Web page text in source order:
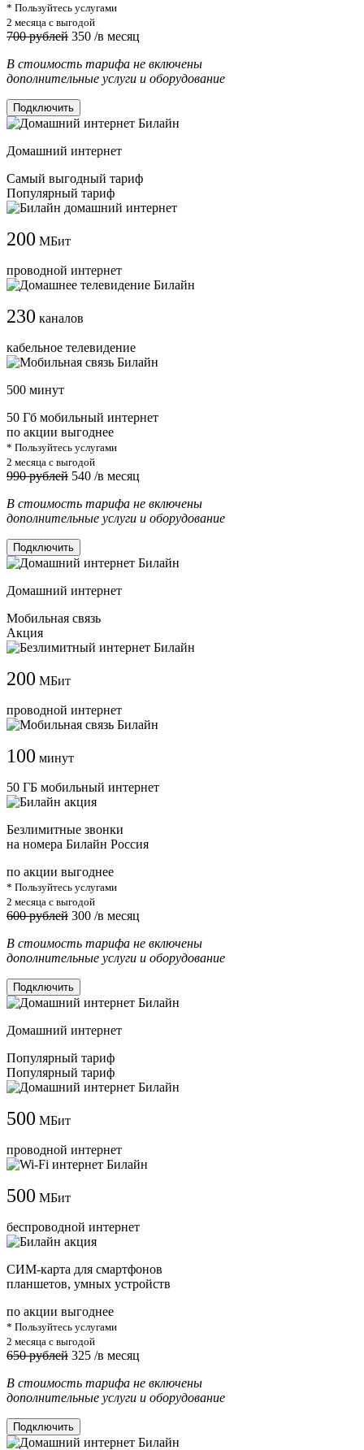
* Пользуйтесь услугами
2 месяца с выгодой
700 рублей 350 /в месяц
В стоимость тарифа не включены
дополнительные услуги и оборудование
Подключить
Домашний интернет
Самый выгодный тариф
Популярный тариф
200 МБит
проводной интернет
230 каналов
кабельное телевидение
500 минут
50 Гб мобильный интернет
по акции выгоднее
* Пользуйтесь услугами
2 месяца с выгодой
990 рублей 540 /в месяц
В стоимость тарифа не включены
дополнительные услуги и оборудование
Подключить
Домашний интернет
Мобильная связь
Акция
200 МБит
проводной интернет
100 минут
50 ГБ мобильный интернет
Безлимитные звонки
на номера Билайн Россия
по акции выгоднее
* Пользуйтесь услугами
2 месяца с выгодой
600 рублей 300 /в месяц
В стоимость тарифа не включены
дополнительные услуги и оборудование
Подключить
Домашний интернет
Популярный тариф
Популярный тариф
500 МБит
проводной интернет
500 МБит
беспроводной интернет
СИМ-карта для смартфонов
планшетов, умных устройств
по акции выгоднее
* Пользуйтесь услугами
2 месяца с выгодой
650 рублей 325 /в месяц
В стоимость тарифа не включены
дополнительные услуги и оборудование
Подключить